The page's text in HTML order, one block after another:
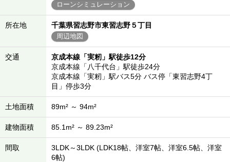
ローンシミュレーション
所在地 千葉県習志野市東習志野５丁目
周辺地図
交通
京成本線「実籾」駅徒歩12分
京成本線「八千代台」駅徒歩24分
京成本線「実籾」駅バス5分 バス停「東習志野4丁
目」停歩3分
土地面積 89m² ～ 94m²
建物面積 85.1m² ～ 89.23m²
間取
3LDK～3LDK (LDK18帖、洋室7帖、洋室6.5帖、洋室
6帖)